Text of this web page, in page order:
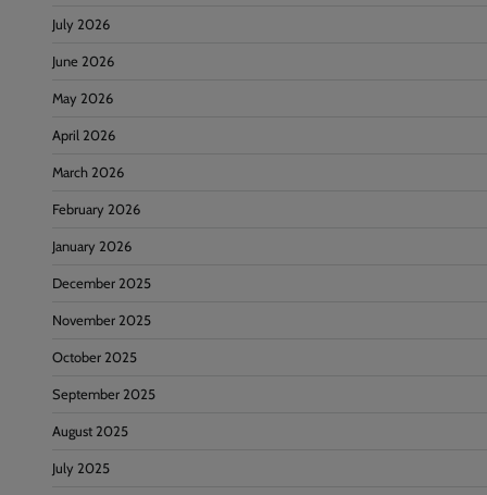
July 2026
June 2026
May 2026
April 2026
March 2026
February 2026
January 2026
December 2025
November 2025
October 2025
September 2025
August 2025
July 2025